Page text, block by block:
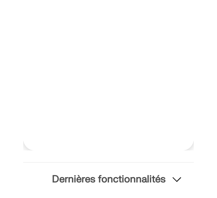
Le service en ligne Dlubal fournit des cartes de zones
pour la détermination rapide des charges de neige,
Dernières fonctionnalités